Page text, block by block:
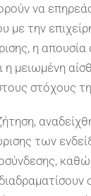
να
με την
η απουσία
η μειωμένη
στόχους
των